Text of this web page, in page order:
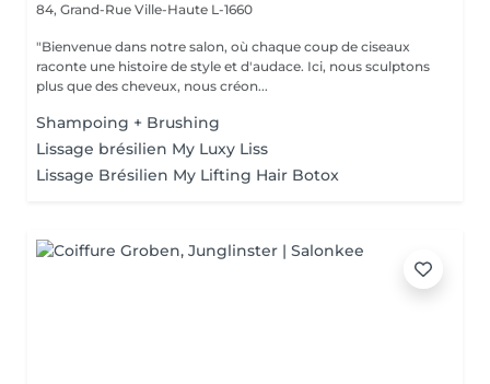
84, Grand-Rue Ville-Haute L-1660
"Bienvenue dans notre salon, où chaque coup de ciseaux
raconte une histoire de style et d'audace. Ici, nous sculptons
plus que des cheveux, nous créon...
Shampoing + Brushing
Lissage brésilien My Luxy Liss
Lissage Brésilien My Lifting Hair Botox